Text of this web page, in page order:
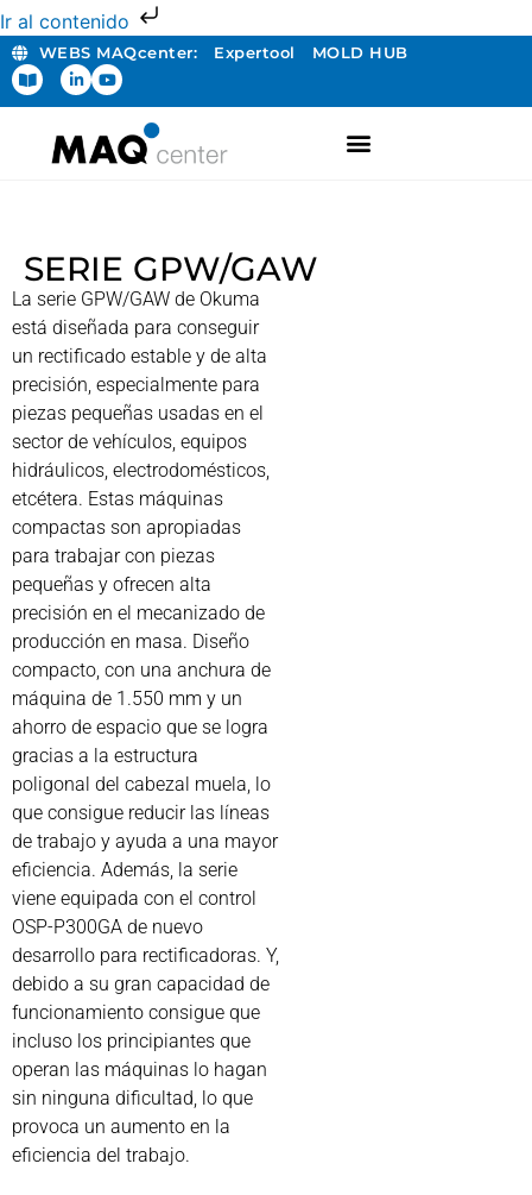
Ir al contenido
WEBS MAQcenter: Expertool MOLD HUB
SERIE GPW/GAW
La serie GPW/GAW de Okuma
está diseñada para conseguir
un rectificado estable y de alta
precisión, especialmente para
piezas pequeñas usadas en el
sector de vehículos, equipos
hidráulicos, electrodomésticos,
etcétera. Estas máquinas
compactas son apropiadas
para trabajar con piezas
pequeñas y ofrecen alta
precisión en el mecanizado de
producción en masa. Diseño
compacto, con una anchura de
máquina de 1.550 mm y un
ahorro de espacio que se logra
gracias a la estructura
poligonal del cabezal muela, lo
que consigue reducir las líneas
de trabajo y ayuda a una mayor
eficiencia. Además, la serie
viene equipada con el control
OSP-P300GA de nuevo
desarrollo para rectificadoras. Y,
debido a su gran capacidad de
funcionamiento consigue que
incluso los principiantes que
operan las máquinas lo hagan
sin ninguna dificultad, lo que
provoca un aumento en la
eficiencia del trabajo.